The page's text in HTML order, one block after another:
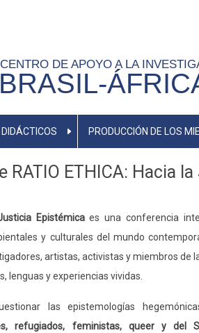
CENTRO DE APOYO A LA
BRASIL-
PRODUCCIÓN DE LOS
RATIO ETHICA: Hacia
Epistémicaes una conferencia
y culturales del mundo
artistas, activistas y miembros de
lenguas y experiencias vividas.
las epistemologías
refugiados, feministas, queer y del